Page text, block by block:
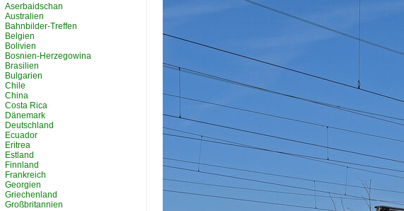
Aserbaidschan
Australien
Bahnbilder-Treffen
Belgien
Bolivien
Bosnien-Herzegowina
Brasilien
Bulgarien
Chile
China
Costa Rica
Dänemark
Deutschland
Ecuador
Eritrea
Estland
Finnland
Frankreich
Georgien
Griechenland
Großbritannien